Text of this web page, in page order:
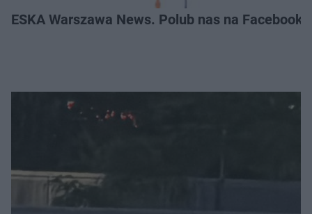
ESKA Warszawa News. Polub nas na